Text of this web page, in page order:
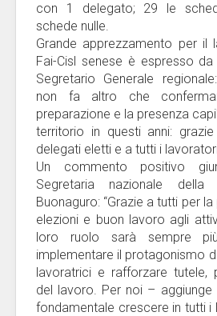
con 1 delegato; 29 le
schede nulle.
Grande apprezzamento per il
Fai-Cisl senese è espresso da
Segretario Generale
non fa altro che
preparazione e la presenza
territorio in questi anni:
delegati eletti e a tutti i
Un commento positivo
Segretaria nazionale della
Buonaguro: “Grazie a tutti per
elezioni e buon lavoro agli
loro ruolo sarà sempre
implementare il protagonismo
lavoratrici e rafforzare tutele,
del lavoro. Per noi –
fondamentale crescere in tutti i